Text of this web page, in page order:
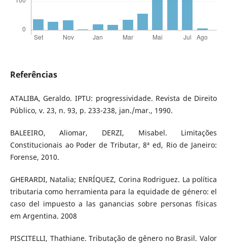
Referências
ATALIBA, Geraldo. IPTU: progressividade. Revista de Direito
Público, v. 23, n. 93, p. 233-238, jan./mar., 1990.
BALEEIRO, Aliomar, DERZI, Misabel. Limitações
Constitucionais ao Poder de Tributar, 8ª ed, Rio de Janeiro:
Forense, 2010.
GHERARDI, Natalia; ENRÍQUEZ, Corina Rodriguez. La política
tributaria como herramienta para la equidade de género: el
caso del impuesto a las ganancias sobre personas físicas
em Argentina. 2008
PISCITELLI, Thathiane. Tributação de gênero no Brasil. Valor